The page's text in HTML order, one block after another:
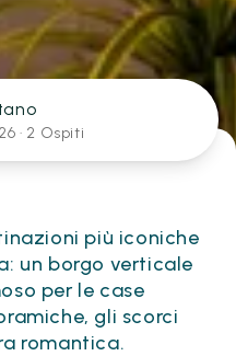
· 2 Ospiti
più iconiche
un borgo verticale
per le case
gli scorci
romantica.